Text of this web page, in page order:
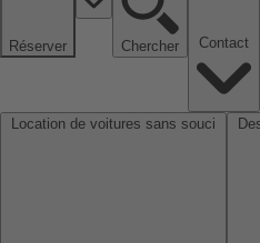
Réserver Chercher